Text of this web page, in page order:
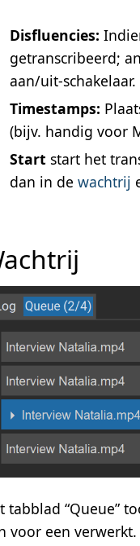
Disfluencies:
getranscribeerd;
aan/uit-schakelaar.
Timestamps:
(bijv. handig voor
Start start het
dan in de wachtrij
tabblad “Queue”
voor een verwerkt.